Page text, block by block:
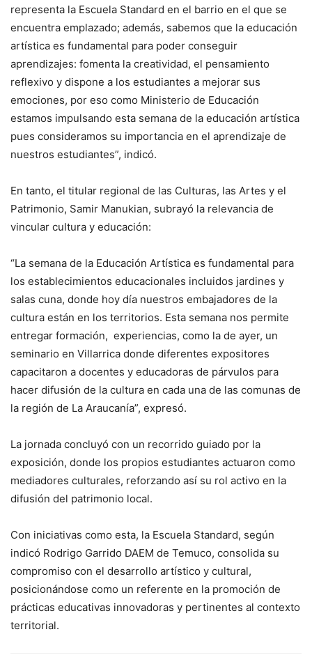
representa la Escuela Standard en el barrio en el que se
encuentra emplazado; además, sabemos que la educación
artística es fundamental para poder conseguir
aprendizajes: fomenta la creatividad, el pensamiento
reflexivo y dispone a los estudiantes a mejorar sus
emociones, por eso como Ministerio de Educación
estamos impulsando esta semana de la educación artística
pues consideramos su importancia en el aprendizaje de
nuestros estudiantes”, indicó.
En tanto, el titular regional de las Culturas, las Artes y el
Patrimonio, Samir Manukian, subrayó la relevancia de
vincular cultura y educación:
“La semana de la Educación Artística es fundamental para
los establecimientos educacionales incluidos jardines y
salas cuna, donde hoy día nuestros embajadores de la
cultura están en los territorios. Esta semana nos permite
entregar formación, experiencias, como la de ayer, un
seminario en Villarrica donde diferentes expositores
capacitaron a docentes y educadoras de párvulos para
hacer difusión de la cultura en cada una de las comunas de
la región de La Araucanía”, expresó.
La jornada concluyó con un recorrido guiado por la
exposición, donde los propios estudiantes actuaron como
mediadores culturales, reforzando así su rol activo en la
difusión del patrimonio local.
Con iniciativas como esta, la Escuela Standard, según
indicó Rodrigo Garrido DAEM de Temuco, consolida su
compromiso con el desarrollo artístico y cultural,
posicionándose como un referente en la promoción de
prácticas educativas innovadoras y pertinentes al contexto
territorial.